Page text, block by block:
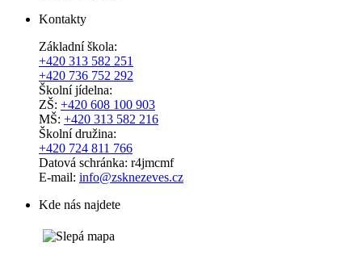
Kontakty
Základní škola:
+420 313 582 251
+420 736 752 292
Školní jídelna:
ZŠ: +420 608 100 903
MŠ: +420 313 582 216
Školní družina:
+420 724 811 766
Datová schránka: r4jmcmf
E-mail: info@zsknezeves.cz
Kde nás najdete